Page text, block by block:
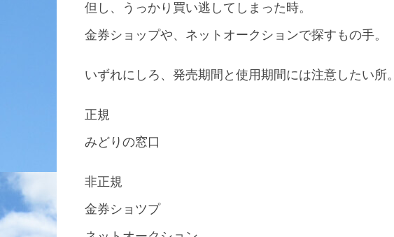
但し、うっかり買い逃してしまった時。
金券ショップや、ネットオークションで探すもの手。
いずれにしろ、発売期間と使用期間には注意したい所。
正規
みどりの窓口
非正規
金券ショツプ